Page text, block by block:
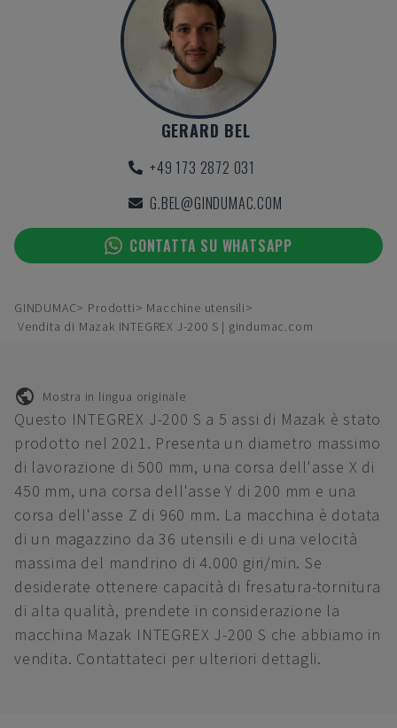
GERARD BEL
+49 173 2872 031
G.BEL@GINDUMAC.COM
CONTATTA SU WHATSAPP
GINDUMAC Prodotti
Macchine utensili
Vendita di Mazak INTEGREX J-200 S | gindumac.com
Mostra in lingua originale
Questo INTEGREX J-200 S a 5 assi di Mazak è stato
prodotto nel 2021. Presenta un diametro massimo
di lavorazione di 500 mm, una corsa dell'asse X di
450 mm, una corsa dell'asse Y di 200 mm e una
corsa dell'asse Z di 960 mm. La macchina è dotata
di un magazzino da 36 utensili e di una velocità
massima del mandrino di 4.000 giri/min. Se
desiderate ottenere capacità di fresatura-tornitura
di alta qualità, prendete in considerazione la
macchina Mazak INTEGREX J-200 S che abbiamo in
vendita. Contattateci per ulteriori dettagli.